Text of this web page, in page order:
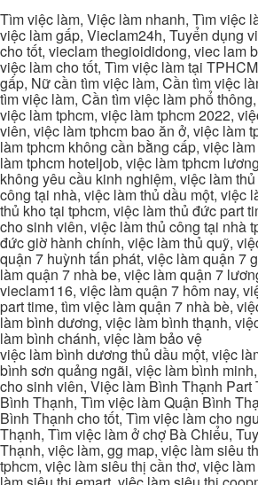
Tìm việc làm, Việc làm nhanh, Tìm việc
việc làm gấp, Vieclam24h, Tuyển dụng
cho tốt, vieclam thegioididong, viec lam
việc làm cho tốt, Tìm việc làm tại
gấp, Nữ cần tìm việc làm, Cần tìm việc
tìm việc làm, Cần tìm việc làm phổ
việc làm tphcm, việc làm tphcm 2022,
viên, việc làm tphcm bao ăn ở, việc làm
làm tphcm không cần bằng cấp, việc
làm tphcm hoteljob, việc làm tphcm
không yêu cầu kinh nghiệm, việc làm
công tại nhà, việc làm thủ dầu một, việc
thủ kho tại tphcm, việc làm thủ đức part
cho sinh viên, việc làm thủ công tại nhà
đức giờ hành chính, việc làm thủ quỹ,
quận 7 huỳnh tấn phát, việc làm quận 7
làm quận 7 nhà be, việc làm quận 7
vieclam116, việc làm quận 7 hôm nay,
part time, tìm việc làm quận 7 nhà bè,
làm bình dương, việc làm bình thạnh,
làm bình chánh, việc làm bảo vệ
việc làm bình dương thủ dầu một, việc
bình sơn quảng ngãi, việc làm bình
cho sinh viên, Việc làm Bình Thạnh
Bình Thạnh, Tìm việc làm Quận Bình
Bình Thạnh cho tốt, Tìm việc làm cho
Thạnh, Tìm việc làm ở chợ Bà Chiểu,
Thạnh, việc làm, gg map, việc làm siêu
tphcm, việc làm siêu thị cần thơ, việc